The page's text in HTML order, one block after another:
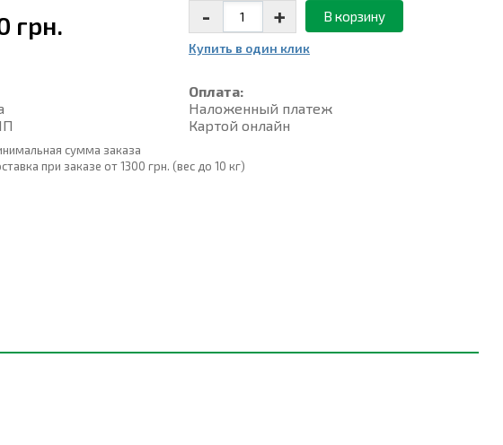
грн. - + В корзину
Купить в один клик
Оплата:
Наложенный платеж
Картой онлайн
сумма заказа
при заказе от 1300 грн. (вес до 10 кг)